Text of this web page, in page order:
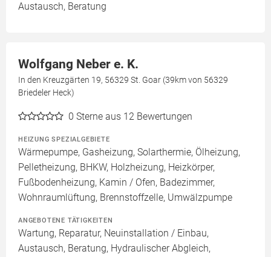
Austausch, Beratung
Wolfgang Neber e. K.
In den Kreuzgärten 19, 56329 St. Goar (39km von 56329
Briedeler Heck)
0 Sterne aus 12 Bewertungen
HEIZUNG SPEZIALGEBIETE
Wärmepumpe, Gasheizung, Solarthermie, Ölheizung,
Pelletheizung, BHKW, Holzheizung, Heizkörper,
Fußbodenheizung, Kamin / Ofen, Badezimmer,
Wohnraumlüftung, Brennstoffzelle, Umwälzpumpe
ANGEBOTENE TÄTIGKEITEN
Wartung, Reparatur, Neuinstallation / Einbau,
Austausch, Beratung, Hydraulischer Abgleich,